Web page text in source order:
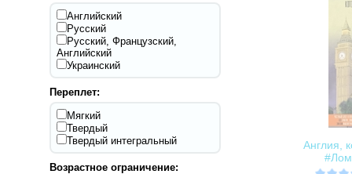
Английский
Русский
Русский, Французский,
Английский
Украинский
Переплет:
Мягкий
Твердый
Твердый интегральный
Возрастное ограничение:
Англия,